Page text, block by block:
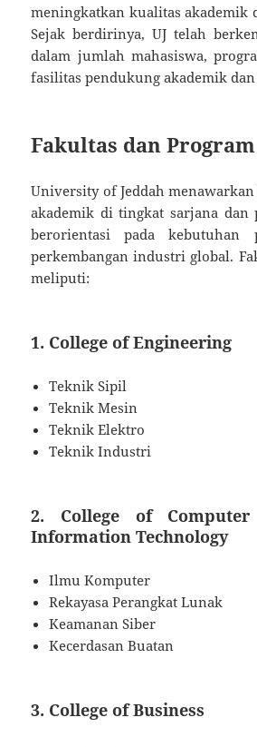
meningkatkan kualitas akademik
Sejak berdirinya, UJ telah
dalam jumlah mahasiswa,
fasilitas pendukung akademik
Fakultas dan
University of Jeddah
akademik di tingkat sarjana dan
berorientasi pada kebutuhan
perkembangan industri global.
meliputi:
1. College of Engineering
Teknik Sipil
Teknik Mesin
Teknik Elektro
Teknik Industri
2. College of
Information Technology
Ilmu Komputer
Rekayasa Perangkat Lunak
Keamanan Siber
Kecerdasan Buatan
3. College of Business